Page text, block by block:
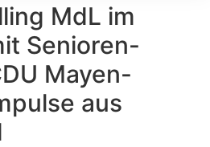
MdL im
Senioren-
Mayen-
aus